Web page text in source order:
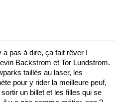
pas à dire, ça fait rêver !
Backstrom et Tor Lundstrom.
taillés au laser, les
pour y rider la meilleure peuf,
un billet et les filles qui se